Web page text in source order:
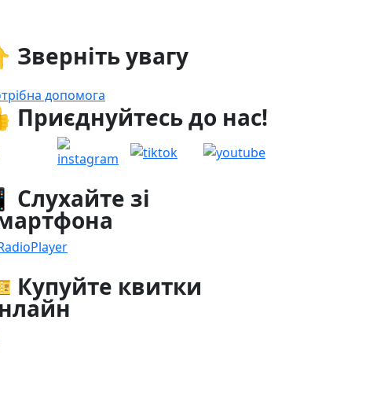
Зверніть увагу
допомога
Приєднуйтесь до нас!
Слухайте зі
Купуйте квитки